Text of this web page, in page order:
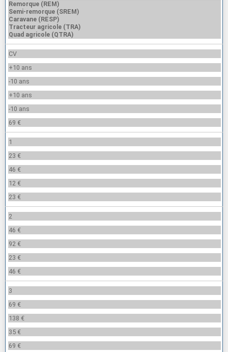
Remorque (REM)
Semi-remorque (SREM)
Caravane (RESP)
Tracteur agricole (TRA)
Quad agricole (QTRA)
CV
+10 ans
-10 ans
+10 ans
-10 ans
69 €
1
23 €
46 €
12 €
23 €
2
46 €
92 €
23 €
46 €
3
69 €
138 €
35 €
69 €